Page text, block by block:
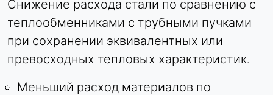
Снижение расхода стали по сравнению с
теплообменниками с трубными пучками
при сохранении эквивалентных или
превосходных тепловых характеристик.
Меньший расход материалов по